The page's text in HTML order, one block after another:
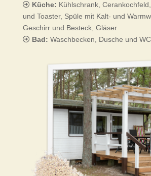
Küche: Kühlschrank,
und Toaster, Spüle mit Kalt- und
Geschirr und Besteck, Gläser
Bad: Waschbecken, Dusche und WC